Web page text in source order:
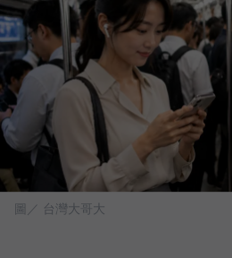
圖／ 台灣大哥大